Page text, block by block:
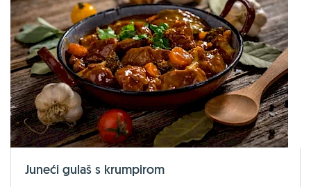
Juneći gulaš s krumpirom